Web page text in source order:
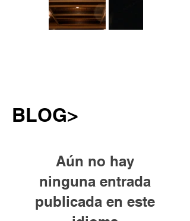
BLOG>
Aún no hay
ninguna entrada
publicada en este